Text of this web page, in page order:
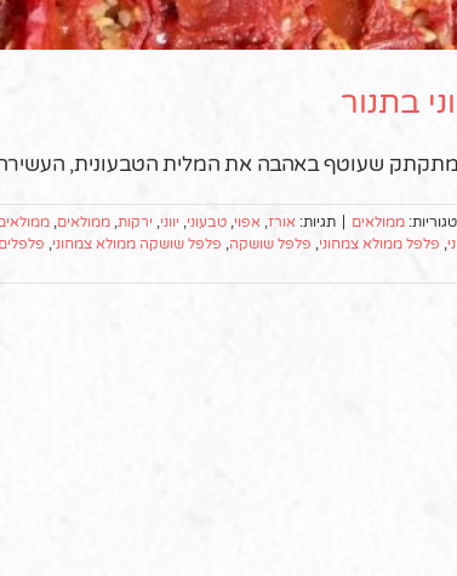
בתנור
שעוטף באהבה את המלית הטבעונית,
ממולאים | תגיות: אורז אפוי טבעוני יווני ירקות ממולאים
פלפל ממולא צמחוני פלפל שושקה פלפל שושקה ממולא צמחוני